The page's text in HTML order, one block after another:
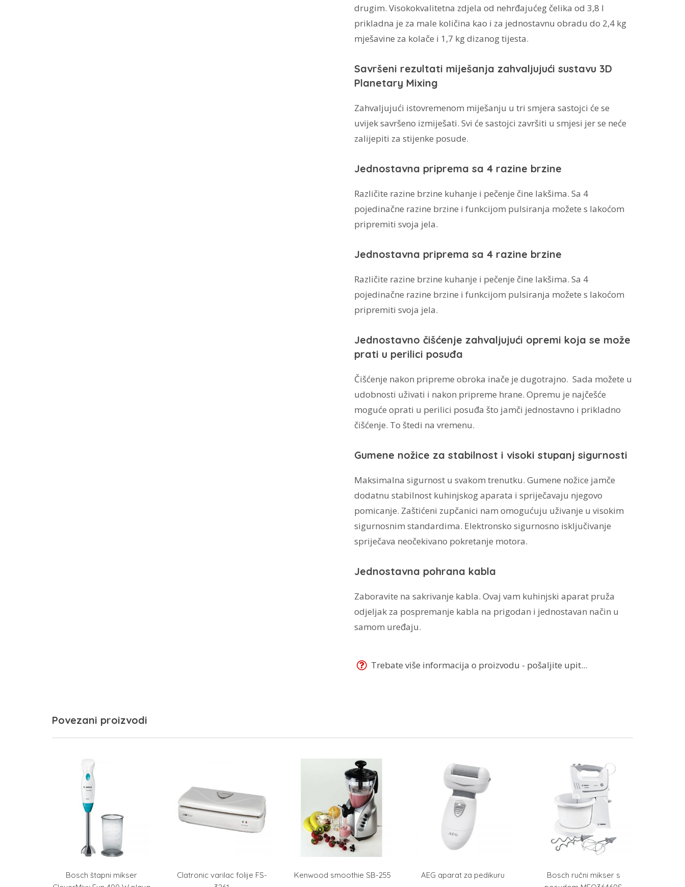
drugim. Visokokvalitetna zdjela od nehrđajućeg čelika od 3,8 l
prikladna je za male količina kao i za jednostavnu obradu do 2,4 kg
mješavine za kolače i 1,7 kg dizanog tijesta.
Savršeni rezultati miješanja zahvaljujući sustavu 3D
Planetary Mixing
Zahvaljujući istovremenom miješanju u tri smjera sastojci će se
uvijek savršeno izmiješati. Svi će sastojci završiti u smjesi jer se neće
zalijepiti za stijenke posude.
Jednostavna priprema sa 4 razine brzine
Različite razine brzine kuhanje i pečenje čine lakšima. Sa 4
pojedinačne razine brzine i funkcijom pulsiranja možete s lakoćom
pripremiti svoja jela.
Jednostavna priprema sa 4 razine brzine
Različite razine brzine kuhanje i pečenje čine lakšima. Sa 4
pojedinačne razine brzine i funkcijom pulsiranja možete s lakoćom
pripremiti svoja jela.
Jednostavno čišćenje zahvaljujući opremi koja se može
prati u perilici posuđa
Čišćenje nakon pripreme obroka inače je dugotrajno. Sada možete u
udobnosti uživati i nakon pripreme hrane. Opremu je najčešće
moguće oprati u perilici posuđa što jamči jednostavno i prikladno
čišćenje. To štedi na vremenu.
Gumene nožice za stabilnost i visoki stupanj sigurnosti
Maksimalna sigurnost u svakom trenutku. Gumene nožice jamče
dodatnu stabilnost kuhinjskog aparata i spriječavaju njegovo
pomicanje. Zaštićeni zupčanici nam omogućuju uživanje u visokim
sigurnosnim standardima. Elektronsko sigurnosno isključivanje
spriječava neočekivano pokretanje motora.
Jednostavna pohrana kabla
Zaboravite na sakrivanje kabla. Ovaj vam kuhinjski aparat pruža
odjeljak za pospremanje kabla na prigodan i jednostavan način u
samom uređaju.
Trebate više informacija o proizvodu - pošaljite upit...
Povezani proizvodi
Bosch štapni mikser
Clatronic varilac folije FS-
Kenwood smoothie SB-255 AEG aparat za pedikuru
Bosch ručni mikser s